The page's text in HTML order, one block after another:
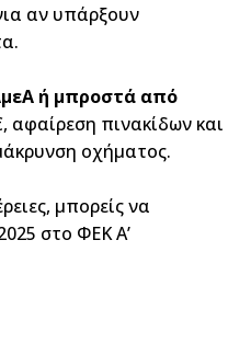
αν υπάρξουν
ή μπροστά από
αφαίρεση πινακίδων και
οχήματος.
μπορείς να
στο ΦΕΚ Α’